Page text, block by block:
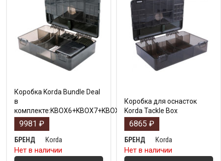
Коробка Korda Bundle Deal
в
комплекте:KBOX6+KBOX7+KBOX10+KBOX12+KBOX14
9981 ₽
БРЕНД
Korda
Нет в наличии
Коробка для оснасток
Korda Tackle Box
6865 ₽
БРЕНД
Korda
Нет в наличии